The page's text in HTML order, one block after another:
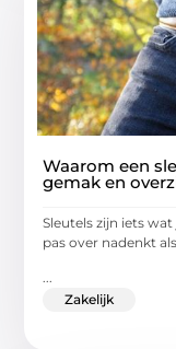
Waarom een
gemak en
Sleutels zijn iets
pas over nadenkt
Zakelijk